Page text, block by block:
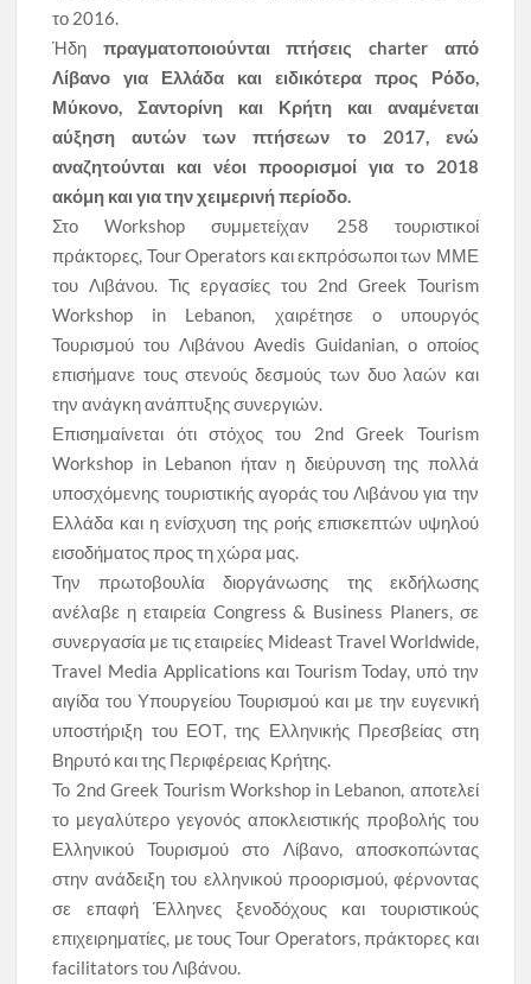
το 2016.
Ήδη πραγματοποιούνται πτήσεις charter από
Λίβανο για Ελλάδα και ειδικότερα προς Ρόδο,
Μύκονο, Σαντορίνη και Κρήτη και αναμένεται
αύξηση αυτών των πτήσεων το 2017, ενώ
αναζητούνται και νέοι προορισμοί για το 2018
ακόμη και για την χειμερινή περίοδο.
Στο Workshop συμμετείχαν 258 τουριστικοί
πράκτορες, Tour Operators και εκπρόσωποι των ΜΜΕ
του Λιβάνου. Τις εργασίες του 2nd Greek Tourism
Workshop in Lebanon, χαιρέτησε ο υπουργός
Τουρισμού του Λιβάνου Avedis Guidanian, ο οποίος
επισήμανε τους στενούς δεσμούς των δυο λαών και
την ανάγκη ανάπτυξης συνεργιών.
Επισημαίνεται ότι στόχος του 2nd Greek Tourism
Workshop in Lebanon ήταν η διεύρυνση της πολλά
υποσχόμενης τουριστικής αγοράς του Λιβάνου για την
Ελλάδα και η ενίσχυση της ροής επισκεπτών υψηλού
εισοδήματος προς τη χώρα μας.
Την πρωτοβουλία διοργάνωσης της εκδήλωσης
ανέλαβε η εταιρεία Congress & Business Planers, σε
συνεργασία με τις εταιρείες Mideast Travel Worldwide,
Travel Media Applications και Tourism Today, υπό την
αιγίδα του Υπουργείου Τουρισμού και με την ευγενική
υποστήριξη του ΕΟΤ, της Ελληνικής Πρεσβείας στη
Βηρυτό και της Περιφέρειας Κρήτης.
Το 2nd Greek Tourism Workshop in Lebanon, αποτελεί
το μεγαλύτερο γεγονός αποκλειστικής προβολής του
Ελληνικού Τουρισμού στο Λίβανο, αποσκοπώντας
στην ανάδειξη του ελληνικού προορισμού, φέρνοντας
σε επαφή Έλληνες ξενοδόχους και τουριστικούς
επιχειρηματίες, με τους Tour Operators, πράκτορες και
facilitators του Λιβάνου.